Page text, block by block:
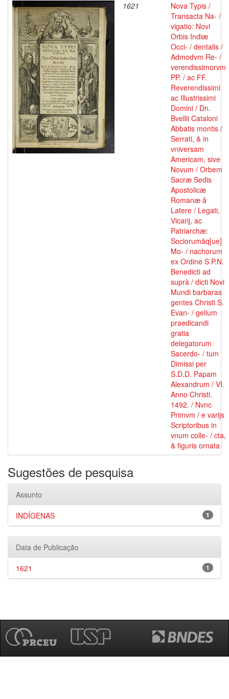
1621
Nova Typis /
Transacta Na- /
vigatio: Novi
Orbis Indiæ
Occi- / dentalis /
Admodvm Re- /
verendissimorvm
PP. / ac FF.
Reverendissimi
ac Illustrissimi
Domini / Dn.
Bvellii Cataloni
Abbatis montis /
Serrati, & in
vniversam
Americam, sive
Novum / Orbem
Sacræ Sedis
Apostolicæ
Romanæ â
Latere / Legati,
Vicarij, ac
Patriarchæ:
Sociorumâq[ue]
Mo- / nachorum
ex Ordine S.P.N.
Benedicti ad
suprà / dicti Novi
Mundi barbaras
gentes Christi S.
Evan- / gelium
praedicandi
gratia
delegatorum
Sacerdo- / tum
Dimissi per
S.D.D. Papam
Alexandrum / VI.
Anno Christi.
1492. / Nvnc
Primvm / e varijs
Scriptoribus in
vnum colle- / cta,
& figuris ornata
Sugestões de pesquisa
Assunto
1
INDÍGENAS
Data de Publicação
1
1621